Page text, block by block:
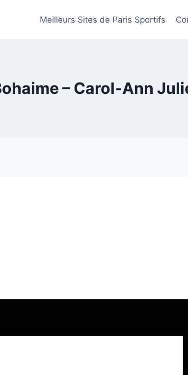
Meilleurs Sites de Paris Sportifs
– Carol-Ann